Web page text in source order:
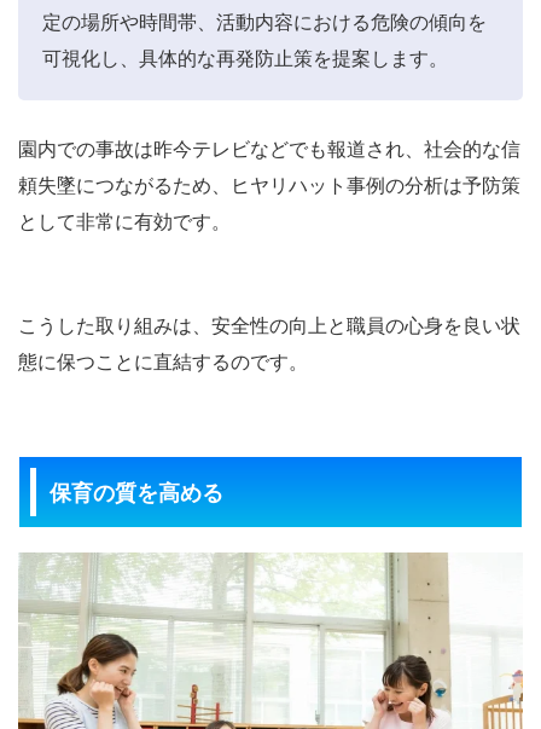
定の場所や時間帯、活動内容における危険の傾向を
可視化し、具体的な再発防止策を提案します。
園内での事故は昨今テレビなどでも報道され、社会的な信
頼失墜につながるため、ヒヤリハット事例の分析は予防策
として非常に有効です。
こうした取り組みは、安全性の向上と職員の心身を良い状
態に保つことに直結するのです。
保育の質を高める